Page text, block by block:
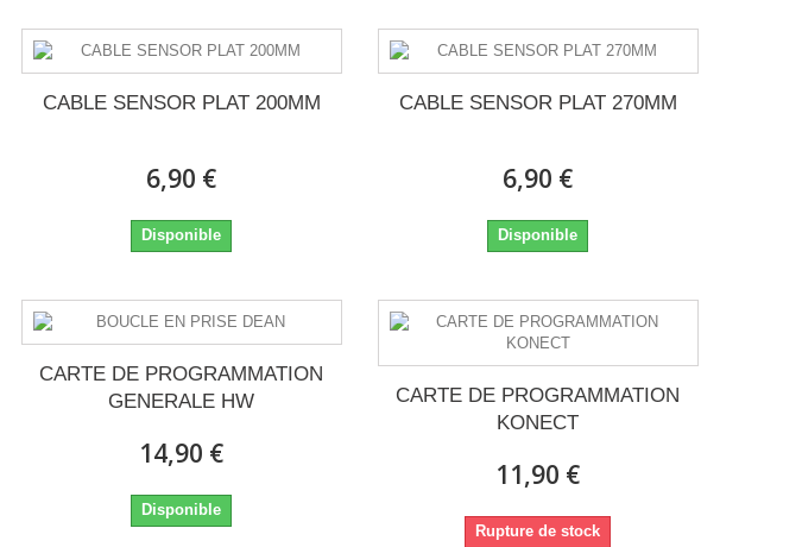
CABLE SENSOR PLAT 200MM
6,90 €
Disponible
CABLE SENSOR PLAT 270MM
6,90 €
Disponible
CARTE DE PROGRAMMATION
GENERALE HW
14,90 €
Disponible
CARTE DE PROGRAMMATION
KONECT
11,90 €
Rupture de stock